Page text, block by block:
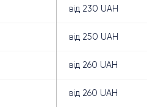
від 230 UAH
від 250 UAH
від 260 UAH
від 260 UAH